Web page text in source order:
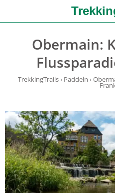
Obermain:
TrekkingTrails› Paddeln ›